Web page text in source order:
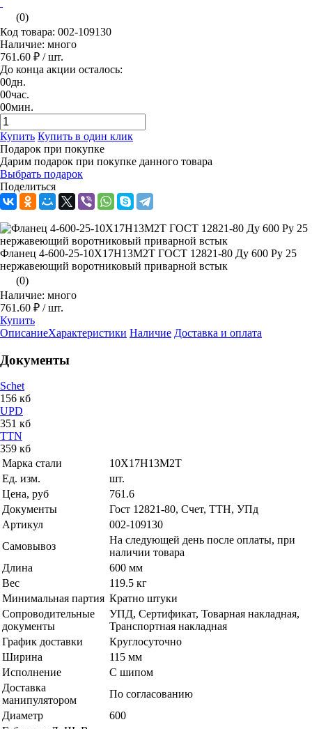
(0)
Код товара: 002-109130
Наличие: много
761.60 ₽ / шт.
До конца акции осталось:
00дн.
00час.
00мин.
Купить Купить в один клик
Подарок при покупке
Дарим подарок при покупке данного товара
Выбрать подарок
Поделиться
Фланец 4-600-25-10Х17Н13М2Т ГОСТ 12821-80 Ду 600 Ру 25
нержавеющий воротниковый приварной встык
(0)
Наличие: много
761.60 ₽ / шт.
Купить
ОписаниеХарактеристики Наличие Доставка и оплата
Документы
Schet
156 кб
UPD
351 кб
TTN
359 кб
Марка стали
10Х17Н13М2Т
Ед. изм.
шт.
Цена, руб
761.6
Документы
Гост 12821-80, Счет, ТТН, УПд
Артикул
002-109130
Самовывоз
На следующей день после оплаты, при
наличии товара
Длина
600 мм
Вес
119.5 кг
Минимальная партия Кратно штуки
Сопроводительные
документы
УПД, Сертификат, Товарная накладная,
Транспортная накладная
График доставки
Круглосуточно
Ширина
115 мм
Исполнение
С шипом
Доставка
манипулятором
По согласованию
Диаметр
600